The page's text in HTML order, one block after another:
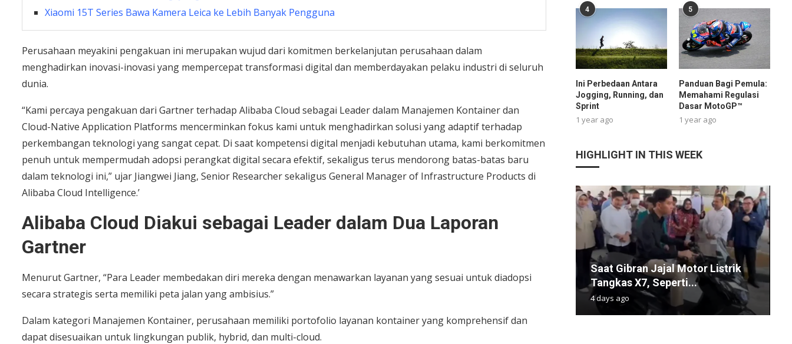
Xiaomi 15T Series Bawa Kamera Leica ke Lebih Banyak Pengguna
Perusahaan meyakini pengakuan ini merupakan wujud dari komitmen berkelanjutan perusahaan dalam
menghadirkan inovasi-inovasi yang mempercepat transformasi digital dan memberdayakan pelaku industri di seluruh
dunia.
“Kami percaya pengakuan dari Gartner terhadap Alibaba Cloud sebagai Leader dalam Manajemen Kontainer dan
Cloud-Native Application Platforms mencerminkan fokus kami untuk menghadirkan solusi yang adaptif terhadap
perkembangan teknologi yang sangat cepat. Di saat kompetensi digital menjadi kebutuhan utama, kami berkomitmen
penuh untuk mempermudah adopsi perangkat digital secara efektif, sekaligus terus mendorong batas-batas baru
dalam teknologi ini,” ujar Jiangwei Jiang, Senior Researcher sekaligus General Manager of Infrastructure Products di
Alibaba Cloud Intelligence.’
Alibaba Cloud Diakui sebagai Leader dalam Dua Laporan
Gartner
Menurut Gartner, “Para Leader membedakan diri mereka dengan menawarkan layanan yang sesuai untuk diadopsi
secara strategis serta memiliki peta jalan yang ambisius.”
Dalam kategori Manajemen Kontainer, perusahaan memiliki portofolio layanan kontainer yang komprehensif dan
dapat disesuaikan untuk lingkungan publik, hybrid, dan multi-cloud.
4
Ini Perbedaan Antara
Jogging, Running, dan
Sprint
1 year ago
5
Panduan Bagi Pemula:
Memahami Regulasi
Dasar MotoGP™
1 year ago
HIGHLIGHT IN THIS WEEK
Saat Gibran Jajal Motor Listrik
Tangkas X7, Seperti...
4 days ago